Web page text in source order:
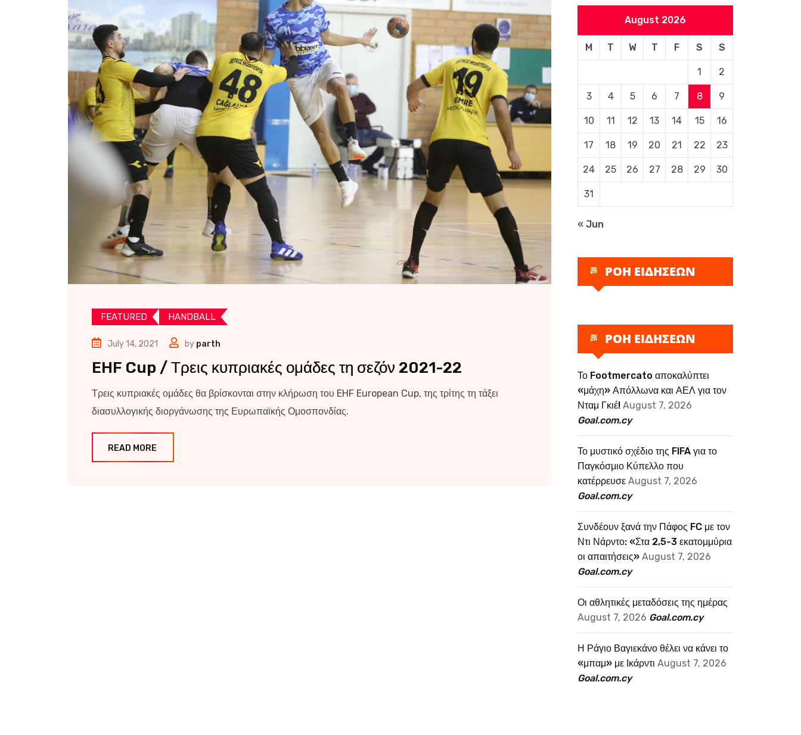
FEATURED HANDBALL
July 14, 2021 by parth
EHF Cup / Τρεις κυπριακές ομάδες τη σεζόν 2021-22
Τρεις κυπριακές ομάδες θα βρίσκονται στην κλήρωση του EHF European Cup, της τρίτης τη τάξει
διασυλλογικής διοργάνωσης της Ευρωπαϊκής Ομοσπονδίας.
READ MORE
August 2026
M T W T F S S
1 2
3 4 5 6 7 8 9
10 11 12 13 14 15 16
17 18 19 20 21 22 23
24 25 26 27 28 29 30
31
« Jun
ΡΟΗ ΕΙΔΗΣΕΩΝ
ΡΟΗ ΕΙΔΗΣΕΩΝ
Το Footmercato αποκαλύπτει
«μάχη» Απόλλωνα και ΑΕΛ για τον
Νταμ Γκιέ! August 7, 2026
Goal.com.cy
Το μυστικό σχέδιο της FIFA για το
Παγκόσμιο Κύπελλο που
κατέρρευσε August 7, 2026
Goal.com.cy
Συνδέουν ξανά την Πάφος FC με τον
Ντι Νάρντο: «Στα 2,5-3 εκατομμύρια
οι απαιτήσεις» August 7, 2026
Goal.com.cy
Οι αθλητικές μεταδόσεις της ημέρας
August 7, 2026 Goal.com.cy
Η Ράγιο Βαγιεκάνο θέλει να κάνει το
«μπαμ» με Ικάρντι August 7, 2026
Goal.com.cy